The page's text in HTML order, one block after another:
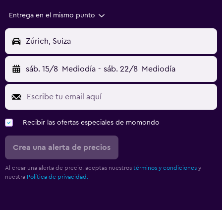
Entrega en el mismo punto
Zúrich, Suiza
sáb. 15/8 Mediodía - sáb. 22/8 Mediodía
Recibir las ofertas especiales de momondo
Crea una alerta de precios
Al crear una alerta de precio, aceptas nuestros términos y condiciones y
nuestra Política de privacidad.